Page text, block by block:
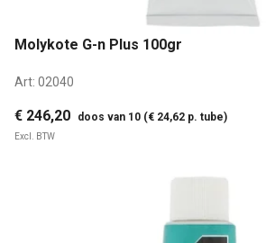
Molykote G-n Plus 100gr
Art: 02040
€ 246,20 doos van 10 (€ 24,62 p. tube)
Excl. BTW